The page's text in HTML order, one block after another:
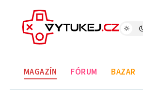
MAGAZÍN FÓRUM BAZAR